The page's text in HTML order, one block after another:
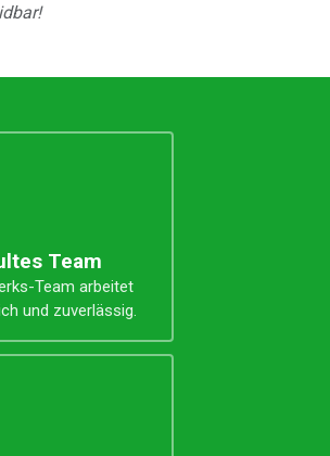
Team
Team arbeitet
und zuverlässig.